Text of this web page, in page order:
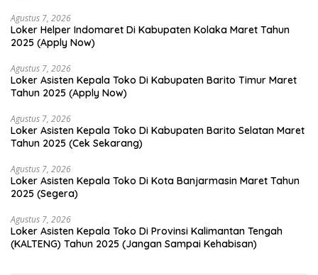
Agustus 7, 2026
Loker Helper Indomaret Di Kabupaten Kolaka Maret Tahun
2025 (Apply Now)
Agustus 7, 2026
Loker Asisten Kepala Toko Di Kabupaten Barito Timur Maret
Tahun 2025 (Apply Now)
Agustus 7, 2026
Loker Asisten Kepala Toko Di Kabupaten Barito Selatan Maret
Tahun 2025 (Cek Sekarang)
Agustus 7, 2026
Loker Asisten Kepala Toko Di Kota Banjarmasin Maret Tahun
2025 (Segera)
Agustus 7, 2026
Loker Asisten Kepala Toko Di Provinsi Kalimantan Tengah
(KALTENG) Tahun 2025 (Jangan Sampai Kehabisan)